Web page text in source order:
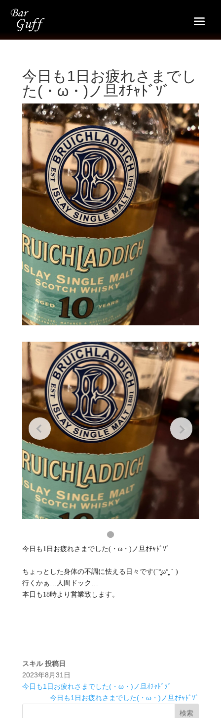
今日も1日お疲れさまでし
た(・ω・)ノ旦ｵﾁｬﾄﾞｿﾞ
今日も1日お疲れさまでした(・ω・)ノ旦ｵﾁｬﾄﾞｿﾞ
ちょっとした身体の不調に怯える日々です(´°̥̥̥̥̥̥̥̥ω°̥̥̥̥̥̥̥̥｀)
行くかぁ…人間ドック…
本日も18時より営業致します。
スキル 投稿日
2023年8月31日
今日も1日お疲れさまでした(・ω・)ノ旦ｵﾁｬﾄﾞｿﾞ
今日も1日お疲れさまでした(・ω・)ノ旦ｵﾁｬﾄﾞｿﾞ
検索